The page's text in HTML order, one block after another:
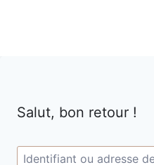
Salut, bon retour !